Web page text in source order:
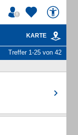
KARTE
Treffer 1-25 von 42